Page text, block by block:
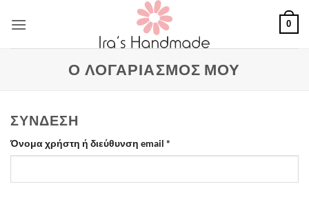
στο
0
Ο ΛΟΓΑΡΙΑΣΜΌΣ ΜΟΥ
ΣΎΝΔΕΣΗ
Όνομα χρήστη ή διεύθυνση email *